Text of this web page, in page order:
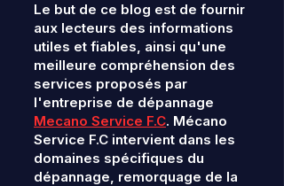
Le but de ce blog est de fournir
aux lecteurs des informations
utiles et fiables, ainsi qu'une
meilleure compréhension des
services proposés par
l'entreprise de dépannage
Mecano Service F.C. Mécano
Service F.C intervient dans les
domaines spécifiques du
dépannage, remorquage de la